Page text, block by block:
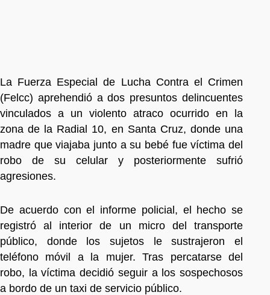
La Fuerza Especial de Lucha Contra el Crimen
(Felcc) aprehendió a dos presuntos delincuentes
vinculados a un violento atraco ocurrido en la
zona de la Radial 10, en Santa Cruz, donde una
madre que viajaba junto a su bebé fue víctima del
robo de su celular y posteriormente sufrió
agresiones.
De acuerdo con el informe policial, el hecho se
registró al interior de un micro del transporte
público, donde los sujetos le sustrajeron el
teléfono móvil a la mujer. Tras percatarse del
robo, la víctima decidió seguir a los sospechosos
a bordo de un taxi de servicio público.